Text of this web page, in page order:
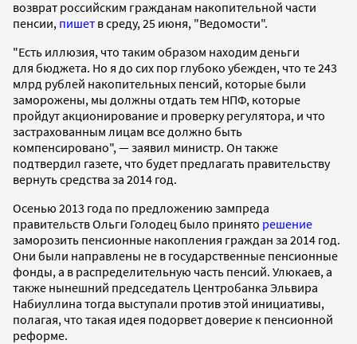
возврат российским гражданам накопительной части
пенсии, пишет в среду, 25 июня, "Ведомости".
"Есть иллюзия, что таким образом находим деньги
для бюджета. Но я до сих пор глубоко убежден, что те 243
млрд рублей накопительных пенсий, которые были
заморожены, мы должны отдать тем НПФ, которые
пройдут акционирование и проверку регулятора, и что
застрахованным лицам все должно быть
компенсировано", — заявил министр. Он также
подтвердил газете, что будет предлагать правительству
вернуть средства за 2014 год.
Осенью 2013 года по предложению зампреда
правительств Ольги Голодец было принято решение
заморозить пенсионные накопления граждан за 2014 год.
Они были направлены не в государственные пенсионные
фонды, а в распределительную часть пенсий. Улюкаев, а
также нынешний председатель Центробанка Эльвира
Набиуллина тогда выступали против этой инициативы,
полагая, что такая идея подорвет доверие к пенсионной
реформе.